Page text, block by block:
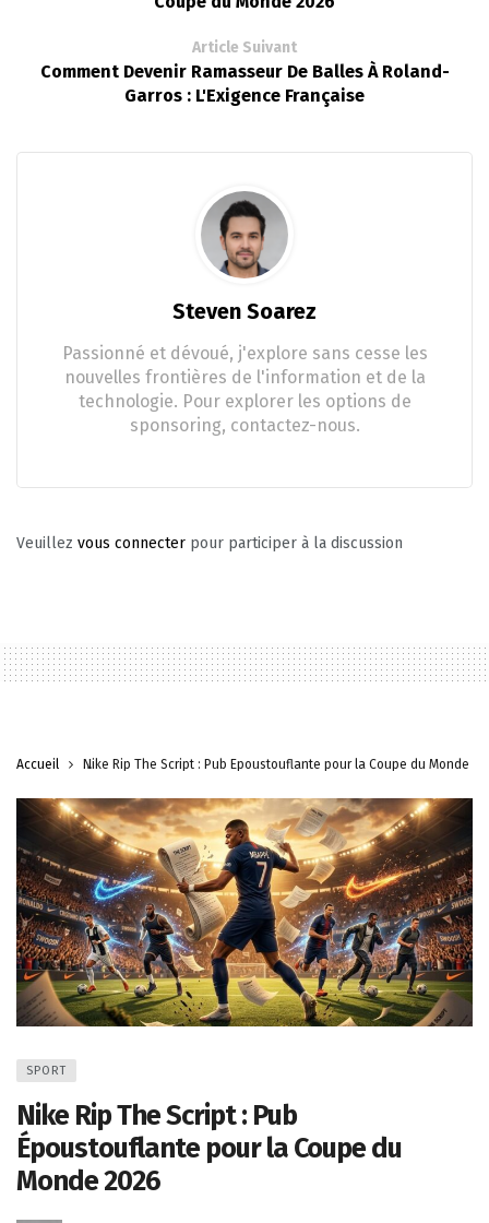
Article Suivant
Comment Devenir Ramasseur De Balles À Roland-
Garros : L'Exigence Française
Steven Soarez
Passionné et dévoué, j'explore sans cesse les
nouvelles frontières de l'information et de la
technologie. Pour explorer les options de
sponsoring, contactez-nous.
Veuillez vous connecter pour participer à la discussion
Accueil Nike Rip The Script : Pub Époustouflante pour la Coupe du Monde
SPORT
Nike Rip The Script : Pub
Époustouflante pour la Coupe du
Monde 2026